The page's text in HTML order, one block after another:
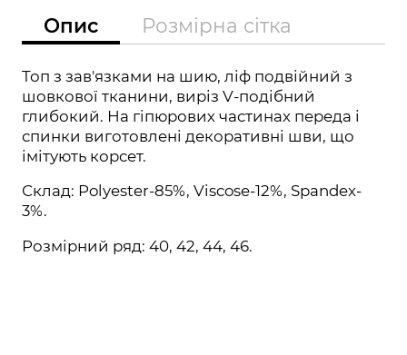
Опис Розмірна сітка
Топ з зав'язками на шию, ліф подвійний з
шовкової тканини, виріз V-подібний
глибокий. На гіпюрових частинах переда і
спинки виготовлені декоративні шви, що
імітують корсет.
Склад: Polyester-85%, Viscose-12%, Spandex-
3%.
Розмірний ряд: 40, 42, 44, 46.